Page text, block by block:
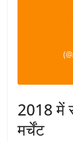
2018 में
मर्चेंट